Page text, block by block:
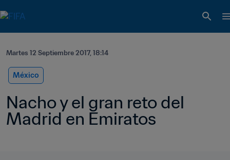
Martes 12 Septiembre 2017, 18:14
México
Nacho y el gran reto del
Madrid en Emiratos